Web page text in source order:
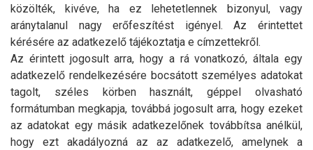
közölték, kivéve, ha ez lehetetlennek bizonyul, vagy
aránytalanul nagy erőfeszítést igényel. Az érintettet
kérésére az adatkezelő tájékoztatja e címzettekről.
Az érintett jogosult arra, hogy a rá vonatkozó, általa egy
adatkezelő rendelkezésére bocsátott személyes adatokat
tagolt, széles körben használt, géppel olvasható
formátumban megkapja, továbbá jogosult arra, hogy ezeket
az adatokat egy másik adatkezelőnek továbbítsa anélkül,
hogy ezt akadályozná az az adatkezelő, amelynek a